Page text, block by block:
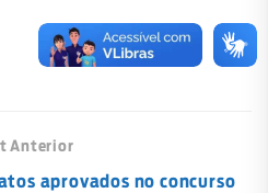
Anterior
aprovados no concurso